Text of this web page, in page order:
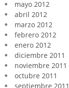
mayo 2012
abril 2012
marzo 2012
febrero 2012
enero 2012
diciembre 2011
noviembre 2011
octubre 2011
septiembre 2011